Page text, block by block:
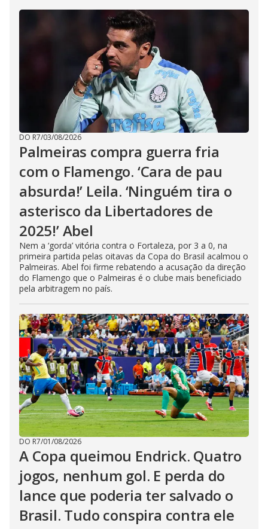
DO R7/03/08/2026
Palmeiras compra guerra fria
com o Flamengo. ‘Cara de pau
absurda!’ Leila. ‘Ninguém tira o
asterisco da Libertadores de
2025!’ Abel
Nem a ‘gorda’ vitória contra o Fortaleza, por 3 a 0, na
primeira partida pelas oitavas da Copa do Brasil acalmou o
Palmeiras. Abel foi firme rebatendo a acusação da direção
do Flamengo que o Palmeiras é o clube mais beneficiado
pela arbitragem no país.
DO R7/01/08/2026
A Copa queimou Endrick. Quatro
jogos, nenhum gol. E perda do
lance que poderia ter salvado o
Brasil. Tudo conspira contra ele